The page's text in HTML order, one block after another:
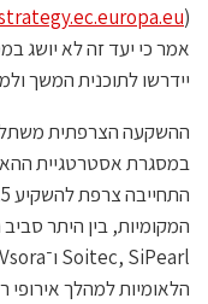
(
אמר כי יעד זה לא יושג
יידרשו לתוכנית המשך
הלאומיות למהלך